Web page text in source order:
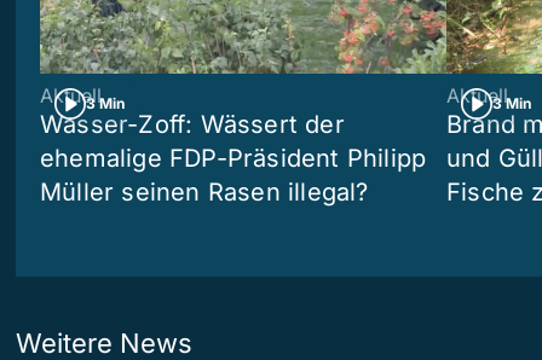
3 Min
Aktuell
Wasser-Zoff: Wässert der
ehemalige FDP-Präsident Philipp
Müller seinen Rasen illegal?
3 Min
Aktuell
Brand
und
Fische
Weitere News